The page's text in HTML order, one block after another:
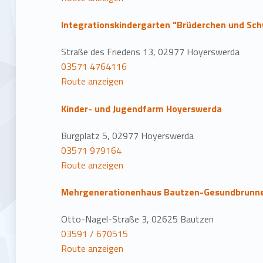
Integrationskindergarten "Brüderchen und
Straße des Friedens 13, 02977 Hoyerswerda
03571 4764116
Route anzeigen
Kinder- und Jugendfarm Hoyerswerda
Burgplatz 5, 02977 Hoyerswerda
03571 979164
Route anzeigen
Mehrgenerationenhaus Bautzen-
Otto-Nagel-Straße 3, 02625 Bautzen
03591 / 670515
Route anzeigen